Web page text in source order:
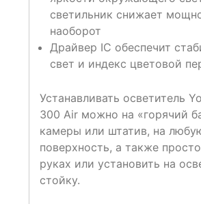
светильник снижает
наоборот
Драйвер IC обеспечит
свет и индекс цветовой
Устанавливать осветитель
300 Air можно на «горячий
камеры или штатив, на
поверхность, а также
руках или установить на
стойку.